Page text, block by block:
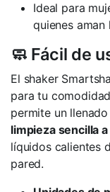
Ideal para
quienes
🧼 Fácil de
El shaker
para tu
permite un
limpieza sencilla
líquidos calientes
pared.